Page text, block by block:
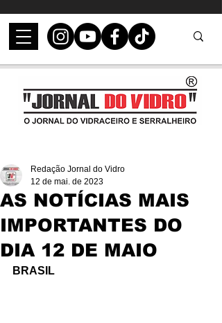
AS NOTÍCIAS MAIS
IMPORTANTES DO
DIA 12 DE MAIO
Redação Jornal do Vidro
12 de mai. de 2023
BRASIL